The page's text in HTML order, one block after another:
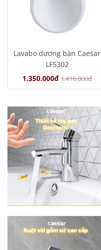
Lavabo dương bàn Caesar
LF5302
1.350.000đ 1.416.000đ